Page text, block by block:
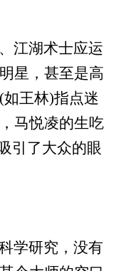
江湖术士应运
星，甚至是高
王林)指点迷
马悦凌的生吃
引了大众的眼
学研究，没有